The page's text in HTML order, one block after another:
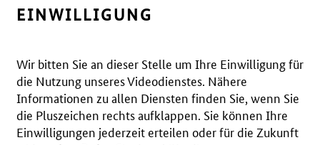
EINWILLIGUNG
Wir bitten Sie an dieser Stelle um Ihre Einwilligung für
die Nutzung unseres Videodienstes. Nähere
Informationen zu allen Diensten finden Sie, wenn Sie
die Pluszeichen rechts aufklappen. Sie können Ihre
Einwilligungen jederzeit erteilen oder für die Zukunft